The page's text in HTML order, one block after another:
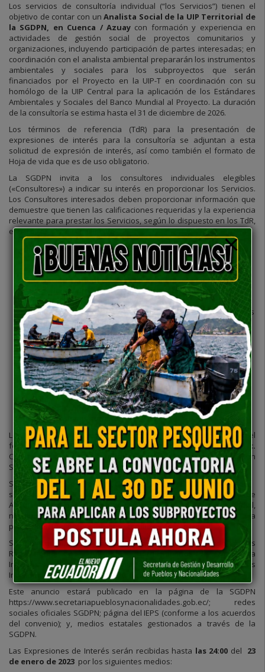
Los servicios de consultoría individual (“los Servicios”) tienen el
objetivo de contar con unAnalista Social de la UIP Territorial de
la SGDPN, en Cuenca / Azuay con formación y experiencia en
actividades de gestión social de proyectos comunitarios y
organizaciones, incluyendo participación de partes interesadas; en
coordinación con el analista ambiental prepararán los instrumentos
ambientales y sociales para los subproyectos que serán
financiados por el Proyecto en la UIP-T en coordinación con su
homólogo de la UIP Central para la aplicación de los Estándares
Ambientales y Sociales del Banco Mundial al Proyecto. La duración
de la consultoría se estima hasta el 31 de diciembre de 2026.
Los términos de referencia (TdR) para la presentación de
expresiones de interés para la consultoría se adjuntan a esta
solicitud de expresión de interés, así como también el formato de
Hoja de vida que es de uso obligatorio.
La SGDPN invita a los consultores individuales elegibles
(«Consultores») a indicar su interés en proporcionar los Servicios.
Los Consultores interesados ​​deben proporcionar información que
demuestre que tienen las calificaciones requeridas y la experiencia
relevante para prestar los Servicios, según lo dispuesto en los TdR,
entre otros debe cumplir con:
Nivel Académico: Ciencias Sociales y culturales, Sociología,
Ciencias de la educación, Antropología, ciencias políticas y
afines.
Experiencia General:Acreditar al menos 4 años de
experiencia profesional general, contabilizada a partir de la
emisión del primer título universitario.
Experiencia Específica: a.Mínima de veinticuatro (24) meses
en los que haya participado como analista social o afines en
programas o proyectos de preferencia con agencias
multilaterales de financiamiento o cofinanciamiento,
realizando actividades de gestión social de proyectos,
preferiblemente, en zonas rurales;b.Mínima de doce (12)
meses de trabajo con organizaciones sociales,
organizaciones de la economía popular y solidaria y/o
personas pertenecientes a Pueblos y Nacionalidades
Indígenas, Afroecuatorianos y Montubios (PIAM), u
organizaciones sociales.
Los interesados deberán presentar:a.
Hoja de vida según el
formato adjunto; b.Copia de documento de identidad personal;
c.
Copia de diplomas y certificaciones académicas, registrados en
SENESCYT; y,d.Copia de certificaciones laborales.
Se llama la atención de los Consultores Individuales interesados ​​
sobre la Sección III, párrafos 3.14, 3.16 y 3.17 de las Regulaciones de
Adquisiciones para Prestatarios para PFI del Banco Mundial,
noviembre 2020, (“Regulaciones de Adquisiciones”), que establece la
política del Banco Mundial sobre conflictos de intereses.
Se seleccionará un Consultor Individual de acuerdo a las
Regulaciones de Adquisiciones, para Servicios de Consultoría
Individual: Método Selección Abierta y Competitiva de Consultores
Individuales y los Términos de Referencia (TdR).
Este anuncio estará publicado en la página de la SGDPN
https://www.secretariapueblosynacionalidades.gob.ec/; redes
sociales oficiales SGDPN; página del IEPS (conforme a los acuerdos
del convenio); y, medios estatales gestionados a través de la
SGDPN.
Las Expresiones de Interés serán recibidas hasta las 24:00 del 23
de enero de 2023 por los siguientes medios: